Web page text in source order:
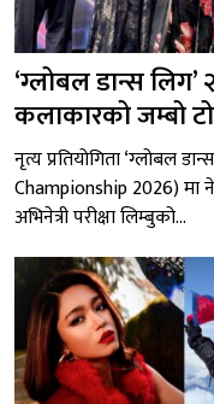
‘ग्लोबल डान्स लिग’
कलाकारको जम्बो
नृत्य प्रतियोगिता ‘ग्लोबल
Championship 2026) मा
अभिनेत्री परीक्षा लिम्बुको...